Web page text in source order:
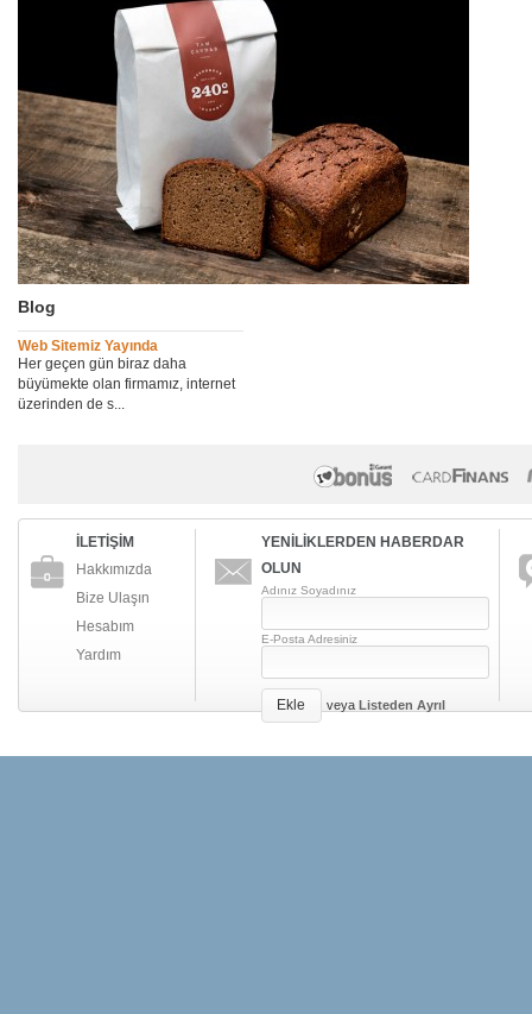
Blog
Web Sitemiz Yayında
Her geçen gün biraz daha
büyümekte olan firmamız, internet
üzerinden de s...
İLETİŞİM
Hakkımızda
Bize Ulaşın
Hesabım
Yardım
YENİLİKLERDEN HABERDAR
OLUN
Adınız Soyadınız
E-Posta Adresiniz
Ekle veya Listeden Ayrıl